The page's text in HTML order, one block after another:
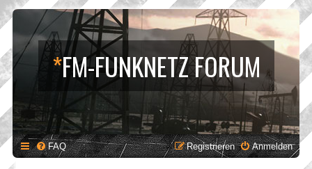
*FM-FUNKNETZ FORUM
FAQ Anmelden
Registrieren